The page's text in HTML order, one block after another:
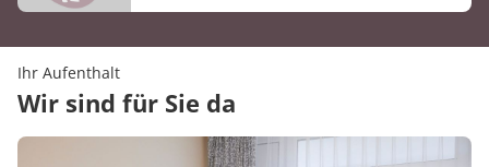
Ihr Aufenthalt
Wir sind für Sie da